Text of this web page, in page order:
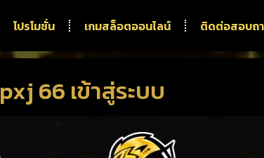
โปรโมชั่น เกมสล็อตออนไลน์ ติดต่อสอบถ
pxj 66 เข้าสู่ระบบ